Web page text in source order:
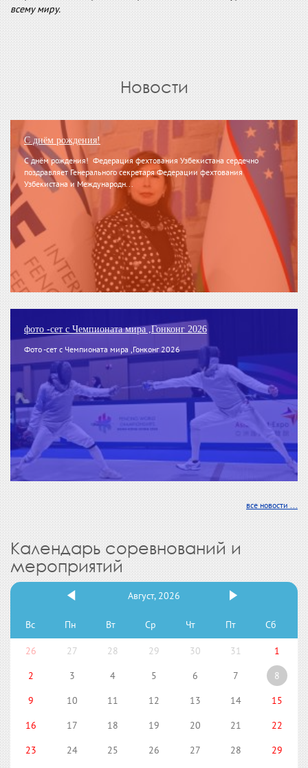
всему миру.
Новости
С днём рождения!
С днём рождения! Федерация фехтования Узбекистана сердечно
поздравляет Генерального секретаря Федерации фехтования
Узбекистана и Международн...
фото -сет с Чемпионата мира ,Гонконг 2026
Фото -сет с Чемпионата мира ,Гонконг 2026
все новости ...
Календарь соревнований и
мероприятий
Август, 2026
Вс Пн Вт Ср Чт Пт Сб
26 27 28 29 30 31
1
2
3 4 5 6 7
8
9
10 11 12 13 14
15
16
17 18 19 20 21
22
23
24 25 26 27 28
29